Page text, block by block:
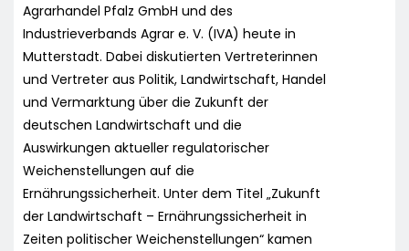
Agrarhandel Pfalz GmbH und des
Industrieverbands Agrar e. V. (IVA) heute in
Mutterstadt. Dabei diskutierten Vertreterinnen
und Vertreter aus Politik, Landwirtschaft, Handel
und Vermarktung über die Zukunft der
deutschen Landwirtschaft und die
Auswirkungen aktueller regulatorischer
Weichenstellungen auf die
Ernährungssicherheit. Unter dem Titel „Zukunft
der Landwirtschaft – Ernährungssicherheit in
Zeiten politischer Weichenstellungen“ kamen